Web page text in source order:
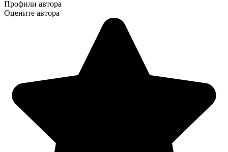
Профили автора
Оцените автора